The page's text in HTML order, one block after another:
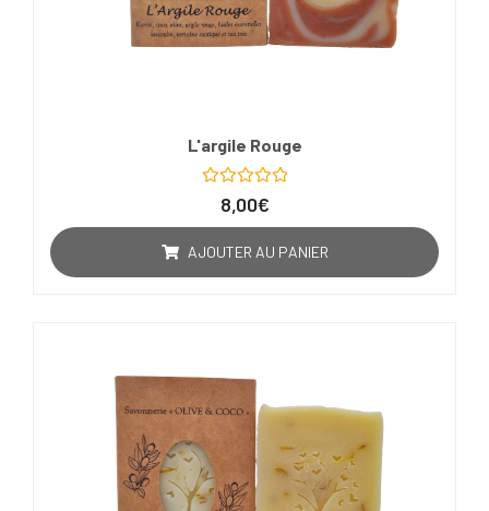
L'argile Rouge
Note
sur
8,00€
AJOUTER AU PANIER